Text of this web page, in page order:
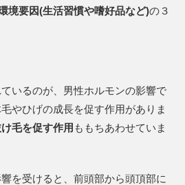
境要因(生活習慣や嗜好品など)の３
いるのが、男性ホルモンの影響で
やひげの成長を促す作用がありま
毛を促す作用 ももちあわせていま
を受けると、前頭部から頭頂部に